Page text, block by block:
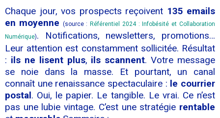
Chaque jour, vos prospects reçoivent 135 emails
en moyenne (source : Référentiel 2024 : Infobésité et Collaboration
Numérique). Notifications, newsletters, promotions…
Leur attention est constamment sollicitée. Résultat
: ils ne lisent plus, ils scannent. Votre message
se noie dans la masse. Et pourtant, un canal
connaît une renaissance spectaculaire : le courrier
postal. Oui, le papier. Le tangible. Le vrai. Ce n’est
pas une lubie vintage. C’est une stratégie rentable